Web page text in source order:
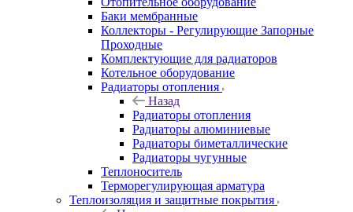
Баки мембранные
Коллекторы - Регулирующие Запорные
Проходные
Комплектующие для радиаторов
Котельное оборудование
Радиаторы отопления
Назад
Радиаторы отопления
Радиаторы алюминиевые
Радиаторы биметаллические
Радиаторы чугунные
Теплоноситель
Терморегулирующая арматура
Теплоизоляция и защитные покрытия